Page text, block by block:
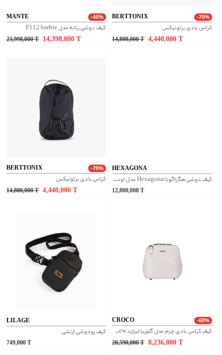
MANTE -40%
کیف دوشی زنانه مدل F112 barbie
23,998,000 T 14,398,800
BERTTONIX -70%
کراس بادی برتونیکس
14,800,000 T 4,440,000
BERTTONIX -70%
کراس بادی برتونیکس
14,800,000 T 4,440,000
HEXAGONA
کیف دوشی هگزاگونا Hexagona مدل اودیسه کد 489935
12,800,000
LILAGE
کیف رودوشی ارتشی
749,000
CROCO -60%
کیف کراس بادی چرم مدل گلوریا لیزارد new - کرم
20,590,000 T 8,236,000